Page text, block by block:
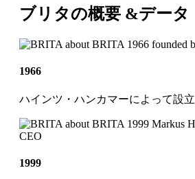
ブリタの概要 &データ
1966
ハインツ・ハンカマーによって設立
1999